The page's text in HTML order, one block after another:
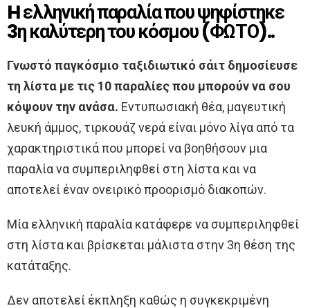
H ελληνική παραλία που ψηφίστηκε
3η καλύτερη του κόσμου (ΦΩΤΟ)..
Γνωστό παγκόσμιο ταξιδιωτικό σάιτ δημοσίευσε
τη λίστα με τις 10 παραλίες που μπορούν να σου
κόψουν την ανάσα. Εντυπωσιακή θέα, μαγευτική
λευκή άμμος, τιρκουάζ νερά είναι μόνο λίγα από τα
χαρακτηριστικά που μπορεί να βοηθήσουν μια
παραλία να συμπεριληφθεί στη λίστα και να
αποτελεί έναν ονειρικό προορισμό διακοπών.
Μία ελληνική παραλία κατάφερε να συμπεριληφθεί
στη λίστα και βρίσκεται μάλιστα στην 3η θέση της
κατάταξης.
Δεν αποτελεί έκπληξη καθώς η συγκεκριμένη